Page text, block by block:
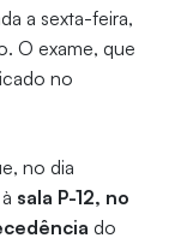
a sexta-feira,
O exame, que
no
no dia
sala P-12, no
do